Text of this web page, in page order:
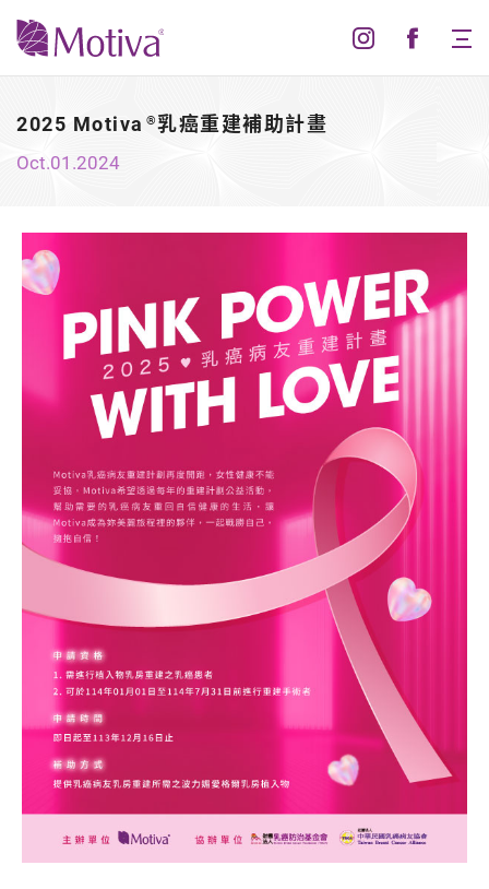
2025 Motiva ®乳癌重建補助計畫
Oct.01.2024